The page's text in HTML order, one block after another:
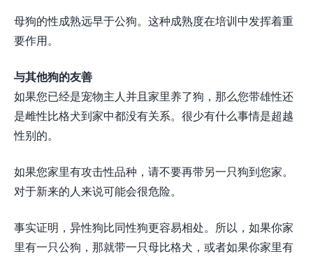
母狗的性成熟远早于公狗。这种成熟度在培训中发挥着重
要作用。
与其他狗的友善
如果您已经是宠物主人并且家里养了狗，那么您带雄性还
是雌性比格犬到家中都没有关系。很少有什么事情是超越
性别的。
如果您家里有攻击性品种，请不要再带另一只狗到您家。
对于新来的人来说可能会很危险。
事实证明，异性狗比同性狗更容易相处。所以，如果你家
里有一只公狗，那就带一只母比格犬，或者如果你家里有